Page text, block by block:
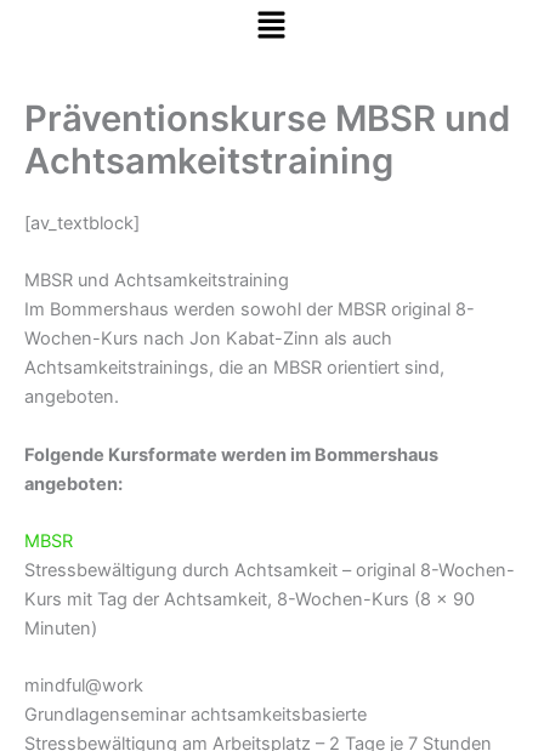
Menü
Präventionskurse MBSR und
Achtsamkeitstraining
[av_textblock]
MBSR und Achtsamkeitstraining
Im Bommershaus werden sowohl der MBSR original 8-
Wochen-Kurs nach Jon Kabat-Zinn als auch
Achtsamkeitstrainings, die an MBSR orientiert sind,
angeboten.
Folgende Kursformate werden im Bommershaus
angeboten:
MBSR
Stressbewältigung durch Achtsamkeit – original 8-Wochen-
Kurs mit Tag der Achtsamkeit, 8-Wochen-Kurs (8 x 90
Minuten)
mindful@work
Grundlagenseminar achtsamkeitsbasierte
Stressbewältigung am Arbeitsplatz – 2 Tage je 7 Stunden